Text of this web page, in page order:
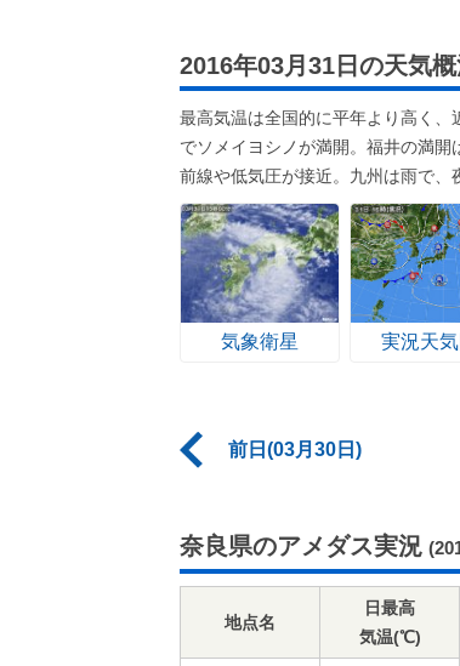
2016年03月31日の天気
最高気温は全国的に平年より高く
でソメイヨシノが満開。福井の満
前線や低気圧が接近。九州は雨で、
気象衛星 実況天気
前日(03月30日)
奈良県のアメダス実況
地点名
日最高
気温(℃)